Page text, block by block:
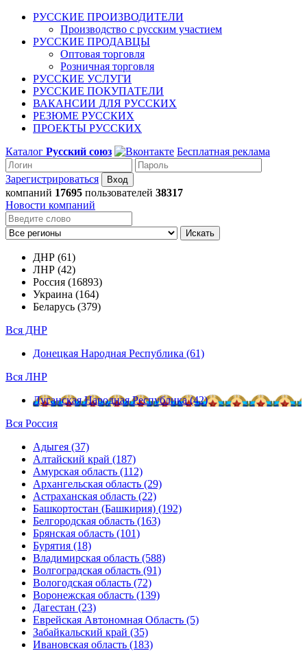
РУССКИЕ ПРОИЗВОДИТЕЛИ
Производство с русским участием
РУССКИЕ ПРОДАВЦЫ
Оптовая торговля
Розничная торговля
РУССКИЕ УСЛУГИ
РУССКИЕ ПОКУПАТЕЛИ
ВАКАНСИИ ДЛЯ РУССКИХ
РЕЗЮМЕ РУССКИХ
ПРОЕКТЫ РУССКИХ
Каталог Русский союз Бесплатная реклама
Зарегистрироваться
компаний 17695 пользователей 38317
Новости компаний
Искать
ДНР (61)
ЛНР (42)
Россия (16893)
Украина (164)
Беларусь (379)
Вся ДНР
Донецкая Народная Республика (61)
Вся ЛНР
Луганская Народная Республика (42)
Вся Россия
Адыгея (37)
Алтайский край (187)
Амурская область (112)
Архангельская область (29)
Астраханская область (22)
Башкортостан (Башкирия) (192)
Белгородская область (163)
Брянская область (101)
Бурятия (18)
Владимирская область (588)
Волгоградская область (91)
Вологодская область (72)
Воронежская область (139)
Дагестан (23)
Еврейская Автономная Область (5)
Забайкальский край (35)
Ивановская область (183)